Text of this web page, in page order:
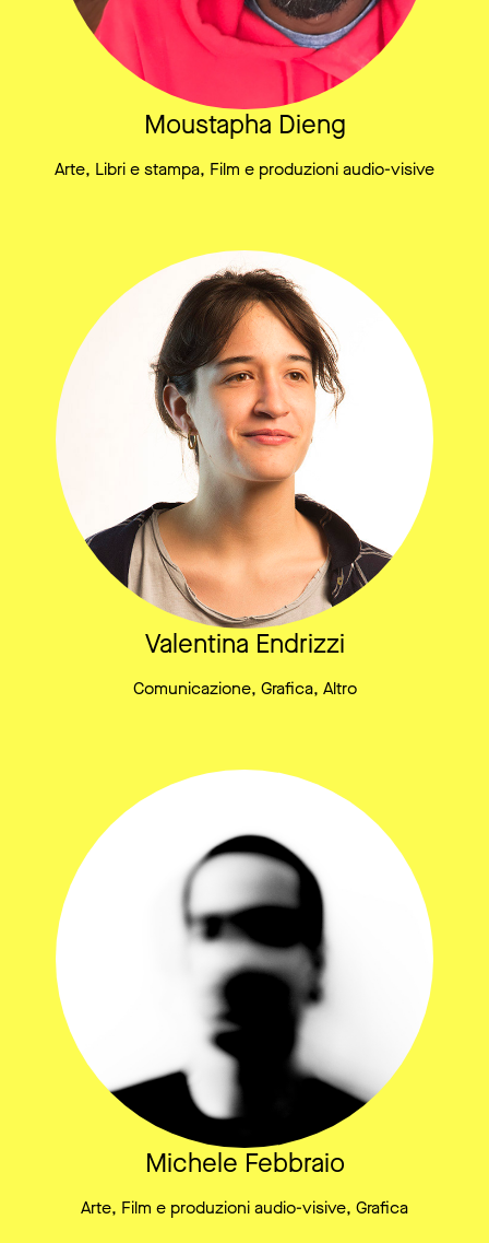
Moustapha Dieng
Arte, Libri e stampa, Film e produzioni audio-visive
Valentina Endrizzi
Comunicazione, Grafica, Altro
Michele Febbraio
Arte, Film e produzioni audio-visive, Grafica